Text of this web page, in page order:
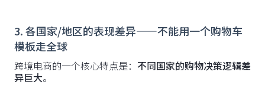
3. 各国家/地区的表现差异——不能用一个购物车
模板走全球
跨境电商的一个核心特点是： 不同国家的购物决策逻辑差
异巨大。